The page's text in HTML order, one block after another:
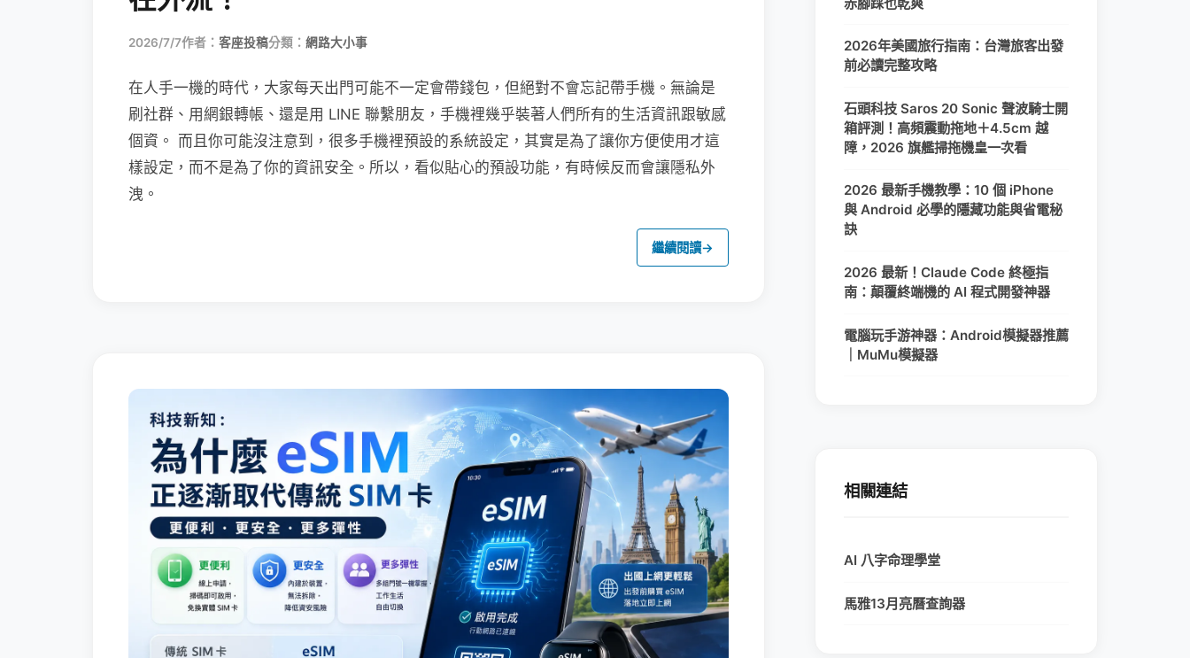
2026/7/7作者： 客座投稿分類： 網路大小事
在人手一機的時代，大家每天出門可能不一定會帶錢包，但絕對不會忘記帶手機。無論是
刷社群、用網銀轉帳、還是用 LINE 聯繫朋友，手機裡幾乎裝著人們所有的生活資訊跟敏感
個資。 而且你可能沒注意到，很多手機裡預設的系統設定，其實是為了讓你方便使用才這
樣設定，而不是為了你的資訊安全。所以，看似貼心的預設功能，有時候反而會讓隱私外
洩。
繼續閱讀→
2026年美國旅行指南：台灣旅客出發
前必讀完整攻略
石頭科技 Saros 20 Sonic 聲波騎士開
箱評測！高頻震動拖地＋4.5cm 越
障，2026 旗艦掃拖機皇一次看
2026 最新手機教學：10 個 iPhone
與 Android 必學的隱藏功能與省電秘
訣
2026 最新！Claude Code 終極指
南：顛覆終端機的 AI 程式開發神器
電腦玩手游神器：Android模擬器推薦
｜MuMu模擬器
相關連結
AI 八字命理學堂
馬雅13月亮曆查詢器